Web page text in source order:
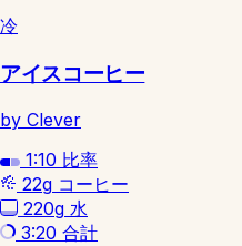
冷
アイスコーヒー
by Clever
1:10 比率
22g コーヒー
220g 水
3:20 合計